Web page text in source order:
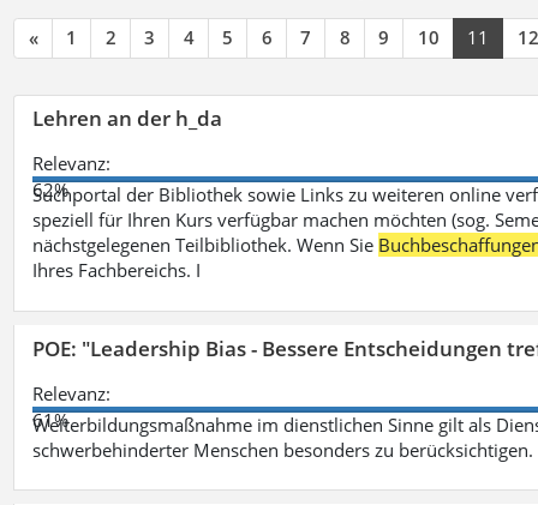
« 1 2 3 4 5 6 7 8 9 10 11 12
Lehren an der h_da
Relevanz:
62%
Suchportal der Bibliothek sowie Links zu weiteren online
speziell für Ihren Kurs verfügbar machen möchten (sog.
nächstgelegenen Teilbibliothek. Wenn Sie
Ihres Fachbereichs. I
POE: "Leadership Bias - Bessere Entscheidungen
Relevanz:
61%
Weiterbildungsmaßnahme im dienstlichen Sinne gilt als
schwerbehinderter Menschen besonders zu berücksichtigen.